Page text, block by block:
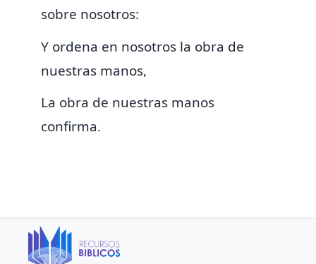
sobre nosotros:
Y ordena en nosotros la obra de
nuestras manos,
La obra de nuestras manos
confirma.